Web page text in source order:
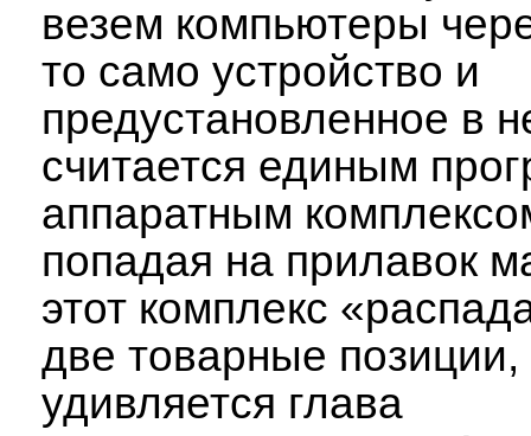
везем компьютеры
то само устройство и
предустановленное в
считается единым
аппаратным
попадая на прилавок
этот комплекс
две товарные позиции,
удивляется глава